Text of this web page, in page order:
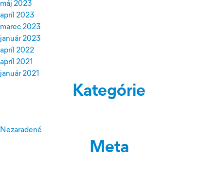
máj 2023
apríl 2023
marec 2023
január 2023
apríl 2022
apríl 2021
január 2021
Kategórie
Nezaradené
Meta